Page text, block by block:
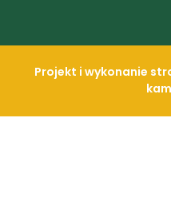
Projekt i wykonanie